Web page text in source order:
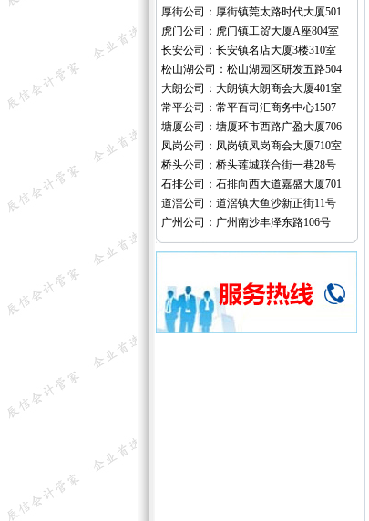
厚街公司：厚街镇莞太路时代大厦501
虎门公司：虎门镇工贸大厦A座804室
长安公司：长安镇名店大厦3楼310室
松山湖公司：松山湖园区研发五路504
大朗公司：大朗镇大朗商会大厦401室
常平公司：常平百司汇商务中心1507
塘厦公司：塘厦环市西路广盈大厦706
凤岗公司：凤岗镇凤岗商会大厦710室
桥头公司：桥头莲城联合街一巷28号
石排公司：石排向西大道嘉盛大厦701
道滘公司：道滘镇大鱼沙新正街11号
广州公司：广州南沙丰泽东路106号